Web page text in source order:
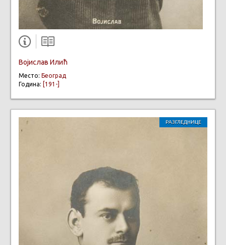
Војислав Илић
Место: Београд
Година: [191-]
РАЗГЛЕДНИЦЕ